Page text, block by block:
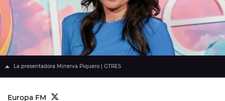
La presentadora Minerva Piquero | GTRES
Europa FM